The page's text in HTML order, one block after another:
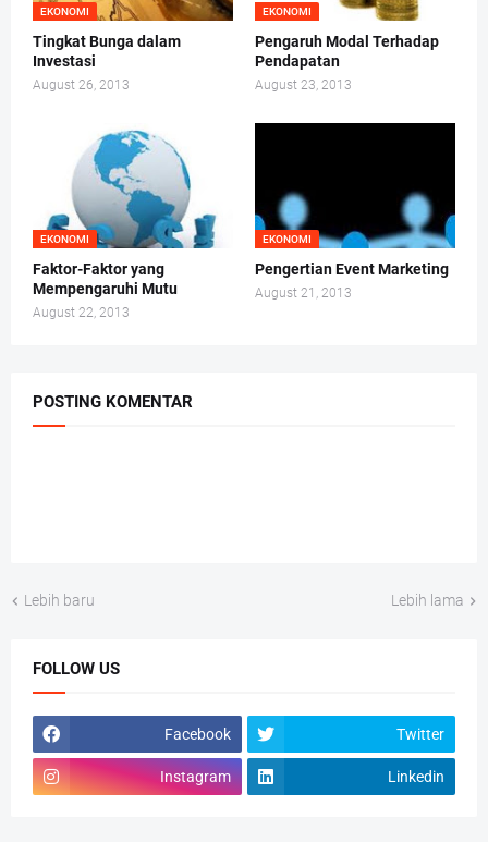
EKONOMI
Tingkat Bunga dalam
Investasi
August 26, 2013
EKONOMI
Pengaruh Modal Terhadap
Pendapatan
August 23, 2013
EKONOMI
Faktor-Faktor yang
Mempengaruhi Mutu
August 22, 2013
EKONOMI
Pengertian Event Marketing
August 21, 2013
POSTING KOMENTAR
Lebih baru Lebih lama
FOLLOW US
Facebook Twitter
Instagram Linkedin